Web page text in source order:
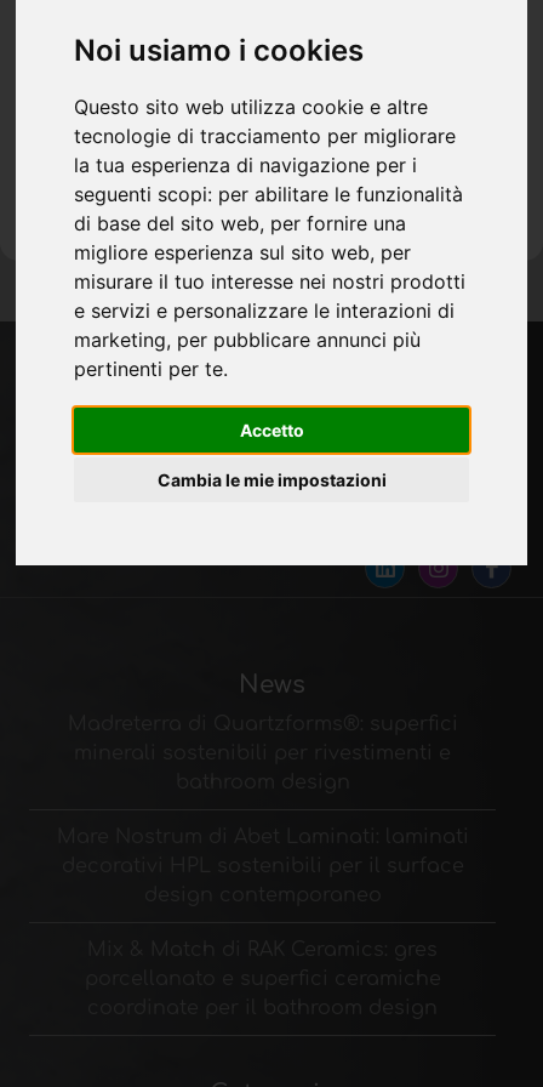
Noi usiamo i cookies
Questo sito web utilizza cookie e altre
tecnologie di tracciamento per migliorare
la tua esperienza di navigazione per i
seguenti scopi: per abilitare le funzionalità
di base del sito web, per fornire una
migliore esperienza sul sito web, per
misurare il tuo interesse nei nostri prodotti
e servizi e personalizzare le interazioni di
marketing, per pubblicare annunci più
pertinenti per te.
Accetto
Cambia le mie impostazioni
Ifmac Woodmac Indonesia
(Kemayoran - Indonesia)
www.ifmac.net
23 - 26 Settembre 2026
interzum jakarta
(Jakarta - Indonesia)
www.interzum-jakarta.com
28 - 30 Settembre 2026
The Hotel Show Dubai
(Dubai - United Arab Emirates)
www.thehotelshow.com
28 - 30 Settembre 2026
www.indexexhibition.com
tendenze.
ISCRIVITI
News